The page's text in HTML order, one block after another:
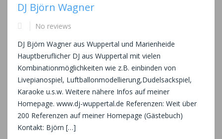
DJ Björn Wagner
No reviews
DJ Björn Wagner aus Wuppertal und Marienheide
Hauptberuflicher DJ aus Wuppertal mit vielen
Kombinationmöglichkeiten wie z.B. einbinden von
Livepianospiel, Luftballonmodellierung,Dudelsackspiel,
Karaoke u.s.w. Weitere nähere Infos auf meiner
Homepage. www.dj-wuppertal.de Referenzen: Weit über
200 Referenzen auf meiner Homepage (Gästebuch)
Kontakt: Björn […]